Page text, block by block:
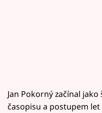
Jan Pokorný začínal
časopisu a postupem